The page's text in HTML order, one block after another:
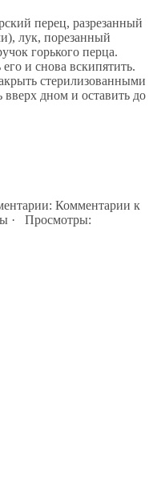
перец, разрезанный
лук, порезанный
горького перца.
и снова вскипятить.
стерилизованными
дном и оставить до
Комментарии к
· Просмотры: